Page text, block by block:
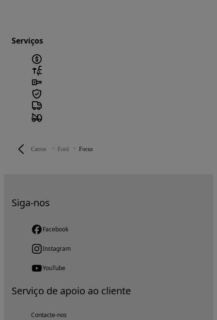
Carros Ford Focus
Serviços
Siga-nos
Facebook
Instagram
YouTube
Serviço de apoio ao cliente
Contacte-nos